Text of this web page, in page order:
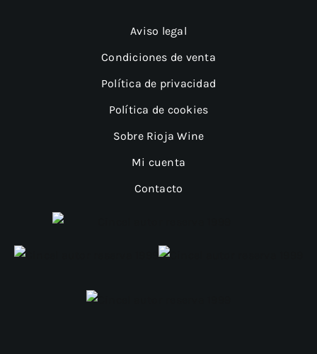
Aviso legal
Condiciones de venta
Política de privacidad
Política de cookies
Sobre Rioja Wine
Mi cuenta
Contacto